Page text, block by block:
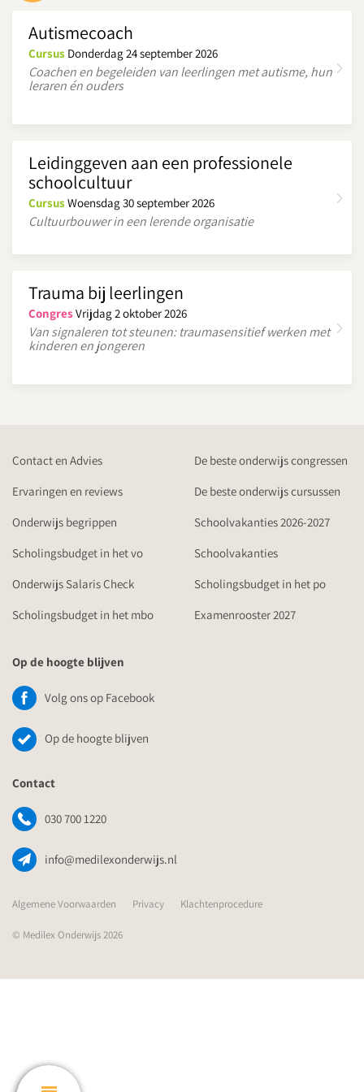
terwijl je vertelt, teken je de kern mee. Geen tekentalent
nodig!
16:15
14:00
TOS in de klassenpraktijk
, ambulant dienstverlener Kentalis
Véronique Vermin-Poiesz, ambulant dienstverlener Kentalis
leerlingen met een TOS?
Hoe help je jongeren met een TOS bij het ‘leren leren’,
met aandacht voor toetsen en examens?
TOS en opleiding of werk
Kees Grundel, beeldcoach
Hoe helpt jouw houding als docent bij het vergroten van
Hoe bereid je jongeren met een TOS voor op de volgende
stap in opleiding of werk?
jongeren met een TOS?
16:15
Einde congresdag
Autismecoach
Cursus Donderdag 24 september 2026
Coachen en begeleiden van leerlingen met autisme, hun
leraren én ouders
Leidinggeven aan een professionele
schoolcultuur
CursusWoensdag 30 september 2026
Cultuurbouwer in een lerende organisatie
Trauma bij leerlingen
Congres Vrijdag 2 oktober 2026
Van signaleren tot steunen: traumasensitief werken met
kinderen en jongeren
Contact en Advies
De beste onderwijs congressen
Ervaringen en reviews
De beste onderwijs cursussen
Onderwijs begrippen
Schoolvakanties 2026-2027
Scholingsbudget in het vo
Schoolvakanties
Onderwijs Salaris Check
Scholingsbudget in het po
Scholingsbudget in het mbo
Examenrooster 2027
Op de hoogte blijven
Volg ons op Facebook
Op de hoogte blijven
Contact
030 700 1220
info@medilexonderwijs.nl
Algemene Voorwaarden Privacy Klachtenprocedure
© Medilex Onderwijs 2026